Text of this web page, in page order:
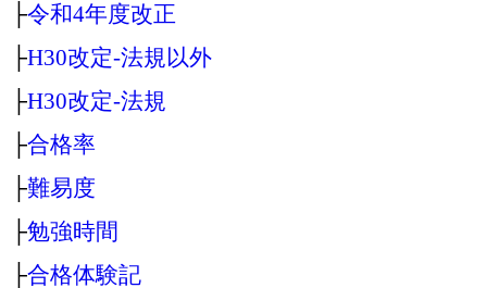
├令和4年度改正
├H30改定‐法規以外
├H30改定‐法規
├合格率
├難易度
├勉強時間
├合格体験記